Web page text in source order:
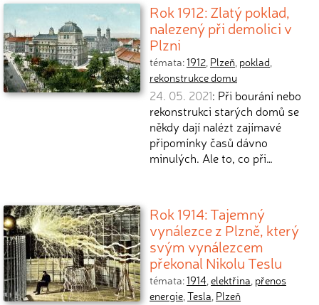
Rok 1912: Zlatý poklad,
nalezený při demolici v
Plzni
témata:1912, Plzeň, poklad,
rekonstrukce domu
24. 05. 2021: Při bourání nebo
rekonstrukci starých domů se
někdy dají nalézt zajímavé
připomínky časů dávno
minulých. Ale to, co při…
Rok 1914: Tajemný
vynálezce z Plzně, který
svým vynálezcem
překonal Nikolu Teslu
témata:1914,elektřina, přenos
energie,Tesla, Plzeň